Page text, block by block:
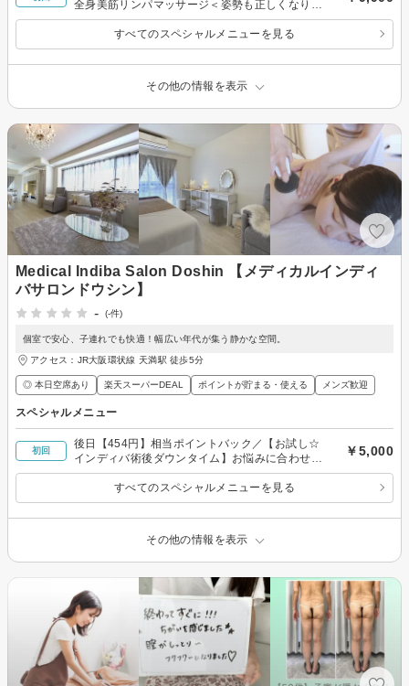
全身美筋リンパマッサージ＜姿勢も正しくなりま
す♪＞
すべてのスペシャルメニューを見る
その他の情報を表示
Medical Indiba Salon Doshin 【メディカルインディ
バサロンドウシン】
-
(-件)
個室で安心、子連れでも快適！幅広い年代が集う静かな空間。
アクセス：JR大阪環状線 天満駅 徒歩5分
◎ 本日空席あり 楽天スーパーDEAL ポイントが貯まる・使える メンズ歓迎
スペシャルメニュー
初回
後日【454円】相当ポイントバック／【お試し☆
インディバ術後ダウンタイム】お悩みに合わせた
施術☆45分￥5,000
￥5,000
すべてのスペシャルメニューを見る
その他の情報を表示